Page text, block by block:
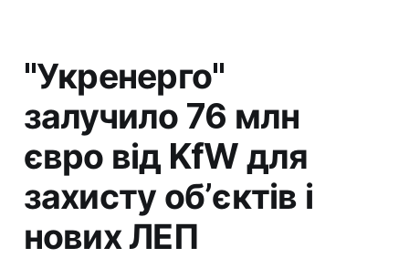
"Укренерго"
залучило 76 млн
євро від KfW для
захисту об’єктів і
нових ЛЕП